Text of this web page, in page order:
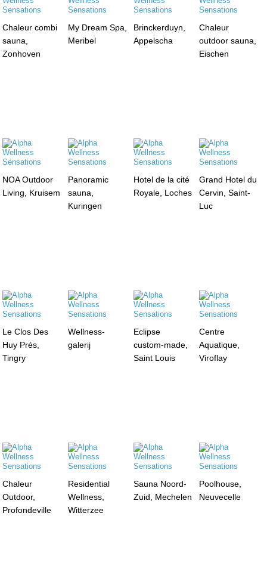
Chaleur combi
sauna,
Zonhoven
My Dream Spa,
Meribel
Brinckerduyn,
Appelscha
Chaleur
outdoor sauna,
Eischen
NOA Outdoor
Living, Kruisem
Panoramic
sauna,
Kuringen
Hotel de la cité
Royale, Loches
Grand Hotel du
Cervin, Saint-
Luc
Le Clos Des
Huy Prés,
Tingry
Wellness-
galerij
Eclipse
custom-made,
Saint Louis
Centre
Aquatique,
Viroflay
Chaleur
Outdoor,
Profondeville
Residential
Wellness,
Witterzee
Sauna Noord-
Zuid, Mechelen
Poolhouse,
Neuvecelle